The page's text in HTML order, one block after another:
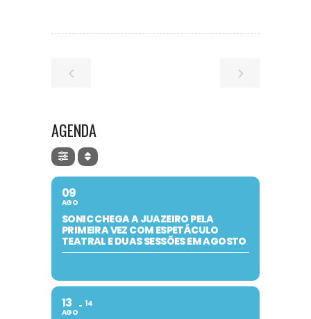
AGENDA
09
AGO
SONIC CHEGA A JUAZEIRO PELA
PRIMEIRA VEZ COM ESPETÁCULO
TEATRAL E DUAS SESSÕES EM AGOSTO
13
AGO
14